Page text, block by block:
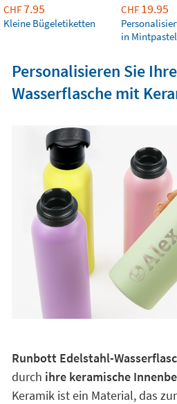
CHF7.95
Kleine Bügeletiketten
CHF 19.95
in
Personalisieren Sie
Wasserflasche mit
Runbott Edelstahl-
durch ihre keramische
Keramik ist ein Material, das